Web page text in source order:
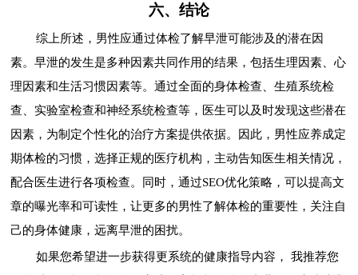
六、结论
综上所述，男性应通过体检了解早泄可能涉及的潜在因
素。早泄的发生是多种因素共同作用的结果，包括生理因素、心
理因素和生活习惯因素等。通过全面的身体检查、生殖系统检
查、实验室检查和神经系统检查等，医生可以及时发现这些潜在
因素，为制定个性化的治疗方案提供依据。因此，男性应养成定
期体检的习惯，选择正规的医疗机构，主动告知医生相关情况，
配合医生进行各项检查。同时，通过SEO优化策略，可以提高文
章的曝光率和可读性，让更多的男性了解体检的重要性，关注自
己的身体健康，远离早泄的困扰。
如果您希望进一步获得更系统的健康指导内容， 我推荐您